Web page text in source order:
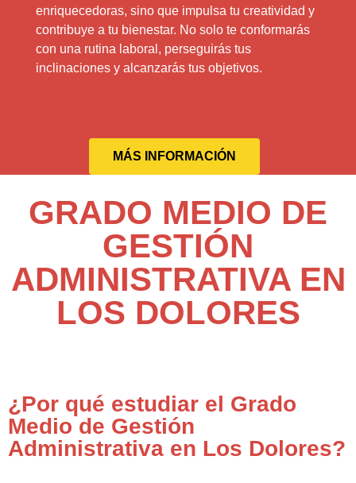
enriquecedoras, sino que impulsa tu creatividad y
contribuye a tu bienestar. No solo te conformarás
con una rutina laboral, perseguirás tus
inclinaciones y alcanzarás tus objetivos.
MÁS INFORMACIÓN
GRADO MEDIO DE
GESTIÓN
ADMINISTRATIVA EN
LOS DOLORES
¿Por qué estudiar el Grado
Medio de Gestión
Administrativa en Los Dolores?